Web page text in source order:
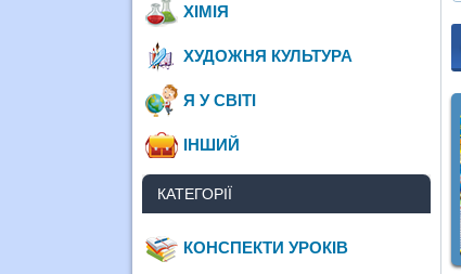
ХІМІЯ
ХУДОЖНЯ КУЛЬТУРА
Я У СВІТІ
ІНШИЙ
КАТЕГОРІЇ
КОНСПЕКТИ УРОКІВ